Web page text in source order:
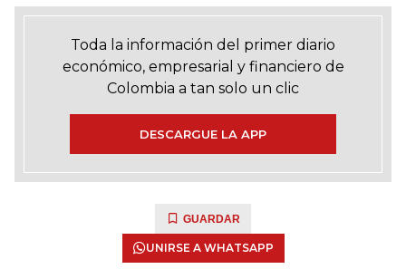
Toda la información del primer diario
económico, empresarial y financiero de
Colombia a tan solo un clic
DESCARGUE LA APP
GUARDAR
UNIRSE A WHATSAPP